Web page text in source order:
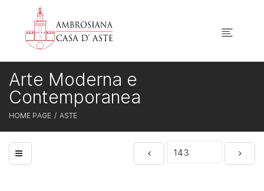
HOME PAGE ASTE
Arte Moderna e
Contemporanea